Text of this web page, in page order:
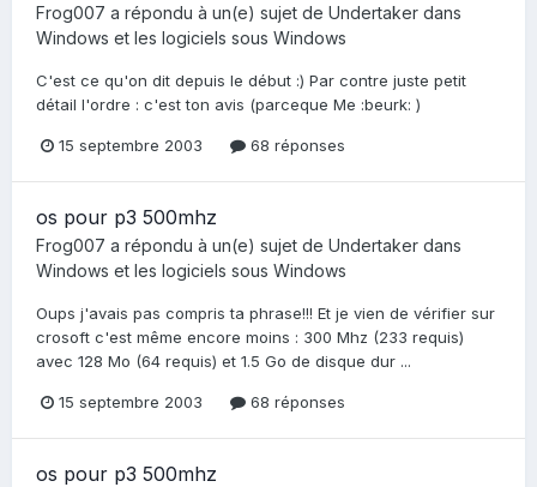
Frog007 a répondu à un(e) sujet de Undertaker dans
Windows et les logiciels sous Windows
C'est ce qu'on dit depuis le début :) Par contre juste petit
détail l'ordre : c'est ton avis (parceque Me :beurk: )
15 septembre 2003 68 réponses
os pour p3 500mhz
Frog007 a répondu à un(e) sujet de Undertaker dans
Windows et les logiciels sous Windows
Oups j'avais pas compris ta phrase!!! Et je vien de vérifier sur
crosoft c'est même encore moins : 300 Mhz (233 requis)
avec 128 Mo (64 requis) et 1.5 Go de disque dur ...
15 septembre 2003 68 réponses
os pour p3 500mhz